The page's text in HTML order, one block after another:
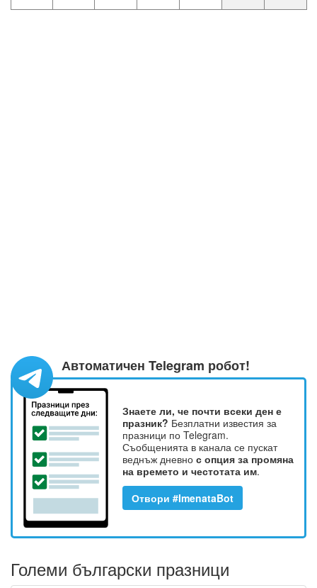
Автоматичен Telegram робот!
Знаете ли, че почти всеки ден е
празник? Безплатни известия за
празници по Telegram.
Съобщенията в канала се пускат
веднъж дневно с опция за промяна
на времето и честотата им.
Отвори #ImenataBot
Големи български празници